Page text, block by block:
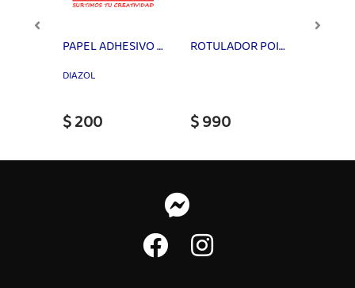
PAPEL ADHESIVO MATTE 180 gr CARTA 1U
DIAZOL
$ 200
ROTULADOR POINT 88/89 CAFE CLARO 0.4mm STABILO
$ 990